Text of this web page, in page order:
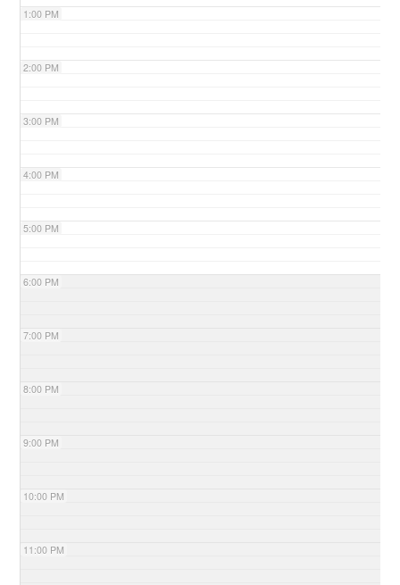
1:00 PM
2:00 PM
3:00 PM
4:00 PM
5:00 PM
6:00 PM
7:00 PM
8:00 PM
9:00 PM
10:00 PM
11:00 PM